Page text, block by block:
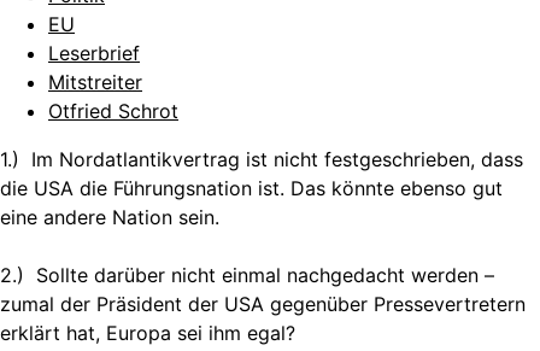
EU
Leserbrief
Mitstreiter
Otfried Schrot
1.) Im Nordatlantikvertrag ist nicht festgeschrieben, dass
die USA die Führungsnation ist. Das könnte ebenso gut
eine andere Nation sein.
2.) Sollte darüber nicht einmal nachgedacht werden –
zumal der Präsident der USA gegenüber Pressevertretern
erklärt hat, Europa sei ihm egal?